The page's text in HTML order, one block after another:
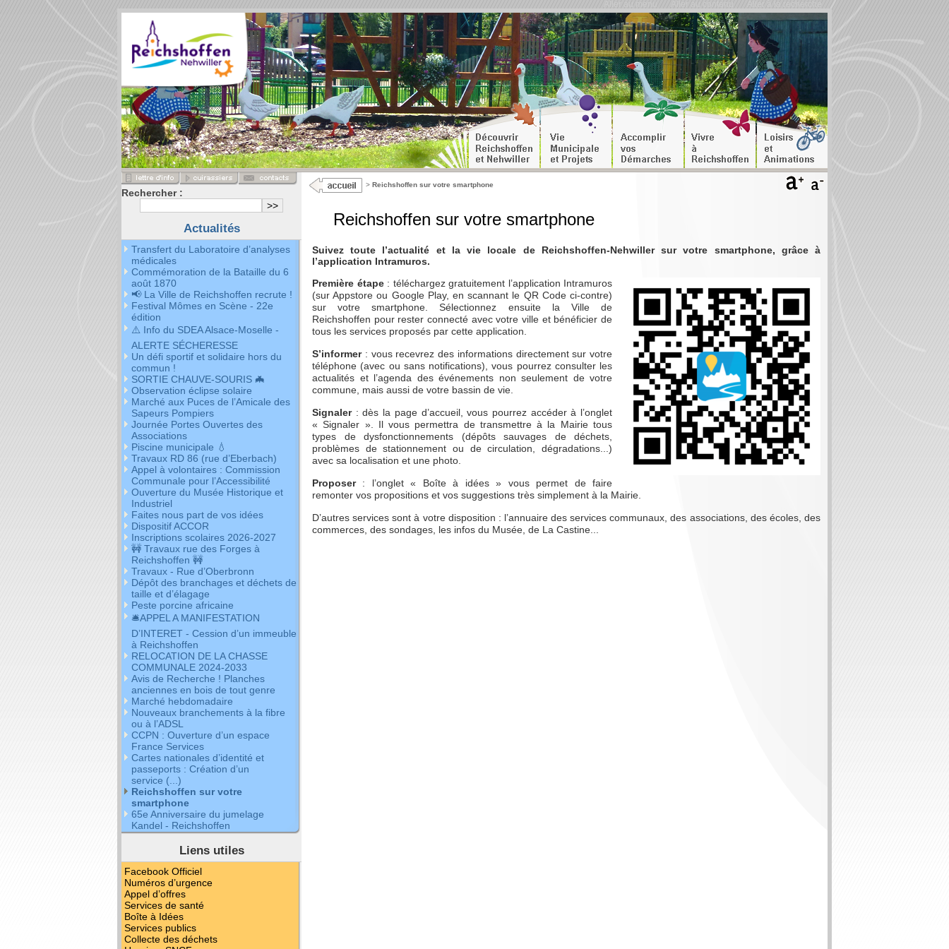
Aller au menu Aller au contenu Aller à la recherche
> Reichshoffen sur votre smartphone
Reichshoffen sur votre smartphone
Suivez toute l’actualité et la vie locale de Reichshoffen-Nehwiller sur votre smartphone, grâce à
l’application Intramuros.
Première étape: téléchargez gratuitement l’application Intramuros
(sur Appstore ou Google Play, en scannant le QR Code ci-contre)
sur votre smartphone. Sélectionnez ensuite la Ville de
Reichshoffen pour rester connecté avec votre ville et bénéficier de
tous les services proposés par cette application.
S’informer: vous recevrez des informations directement sur votre
téléphone (avec ou sans notifications), vous pourrez consulter les
actualités et l’agenda des événements non seulement de votre
commune, mais aussi de votre bassin de vie.
Signaler: dès la page d’accueil, vous pourrez accéder à l’onglet
« Signaler ». Il vous permettra de transmettre à la Mairie tous
types de dysfonctionnements (dépôts sauvages de déchets,
problèmes de stationnement ou de circulation, dégradations...)
avec sa localisation et une photo.
Proposer: l’onglet « Boîte à idées » vous permet de faire
remonter vos propositions et vos suggestions très simplement à la Mairie.
D’autres services sont à votre disposition : l’annuaire des services communaux, des associations, des écoles, des
commerces, des sondages, les infos du Musée, de La Castine...
Rechercher :
Actualités
Transfert du Laboratoire d’analyses
médicales
Commémoration de la Bataille du 6
août 1870
📢 La Ville de Reichshoffen recrute !
Festival Mômes en Scène - 22e
édition
⚠️ Info du SDEA Alsace-Moselle -
ALERTE SÉCHERESSE
Un défi sportif et solidaire hors du
commun !
SORTIE CHAUVE-SOURIS 🦇
Observation éclipse solaire
Marché aux Puces de l’Amicale des
Sapeurs Pompiers
Journée Portes Ouvertes des
Associations
Piscine municipale 💧
Travaux RD 86 (rue d’Eberbach)
Appel à volontaires : Commission
Communale pour l’Accessibilité
Ouverture du Musée Historique et
Industriel
Faites nous part de vos idées
Dispositif ACCOR
Inscriptions scolaires 2026-2027
🚧 Travaux rue des Forges à
Reichshoffen 🚧
Travaux - Rue d’Oberbronn
Dépôt des branchages et déchets de
taille et d’élagage
Peste porcine africaine
🛎APPEL A MANIFESTATION
D’INTERET - Cession d’un immeuble
à Reichshoffen
RELOCATION DE LA CHASSE
COMMUNALE 2024-2033
Avis de Recherche ! Planches
anciennes en bois de tout genre
Marché hebdomadaire
Nouveaux branchements à la fibre
ou à l’ADSL
CCPN : Ouverture d’un espace
France Services
Cartes nationales d’identité et
passeports : Création d’un
service (...)
Reichshoffen sur votre
smartphone
65e Anniversaire du jumelage
Kandel - Reichshoffen
Liens utiles
Facebook Officiel
Numéros d’urgence
Appel d’offres
Services de santé
Boîte à Idées
Services publics
Collecte des déchets